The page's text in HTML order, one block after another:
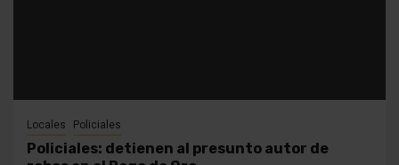
Locales Policiales
Policiales: detienen al presunto autor de